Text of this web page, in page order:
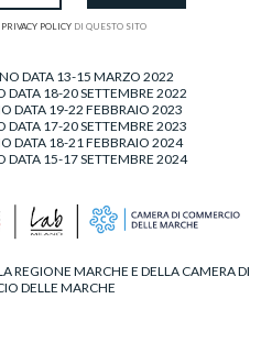
PRIVACY POLICYDI QUESTO SITO
DATA 13-15 MARZO 2022
DATA 18-20 SETTEMBRE 2022
DATA 19-22 FEBBRAIO 2023
DATA 17-20 SETTEMBRE 2023
DATA 18-21 FEBBRAIO 2024
DATA 15-17 SETTEMBRE 2024
REGIONE MARCHE E DELLA CAMERA DI
DELLE MARCHE